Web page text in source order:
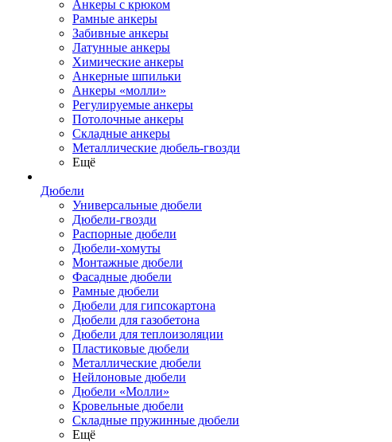
Анкеры с крюком
Рамные анкеры
Забивные анкеры
Латунные анкеры
Химические анкеры
Анкерные шпильки
Анкеры «молли»
Регулируемые анкеры
Потолочные анкеры
Складные анкеры
Металлические дюбель-гвозди
Ещё
Дюбели
Универсальные дюбели
Дюбели-гвозди
Распорные дюбели
Дюбели-хомуты
Монтажные дюбели
Фасадные дюбели
Рамные дюбели
Дюбели для гипсокартона
Дюбели для газобетона
Дюбели для теплоизоляции
Пластиковые дюбели
Металлические дюбели
Нейлоновые дюбели
Дюбели «Молли»
Кровельные дюбели
Складные пружинные дюбели
Ещё